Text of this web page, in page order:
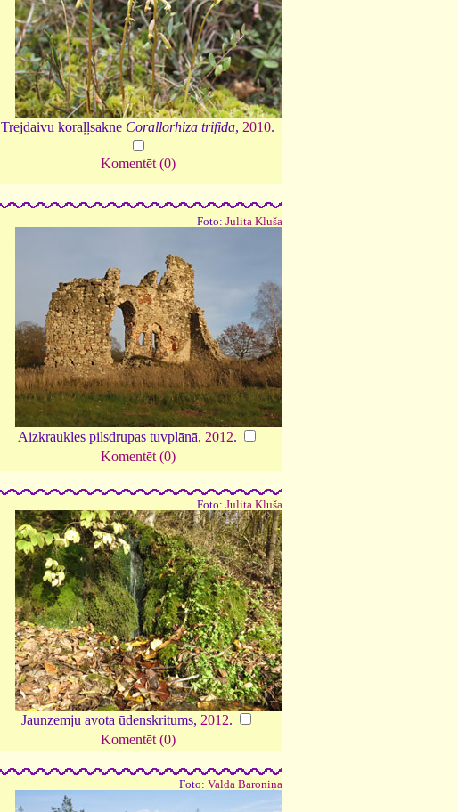
Trejdaivu koraļļsakne Corallorhiza trifida, 2010.
Komentēt (0)
Foto: Julita Kluša
Aizkraukles pilsdrupas tuvplānā, 2012.
Komentēt (0)
Foto: Julita Kluša
Jaunzemju avota ūdenskritums, 2012.
Komentēt (0)
Foto: Valda Baroniņa